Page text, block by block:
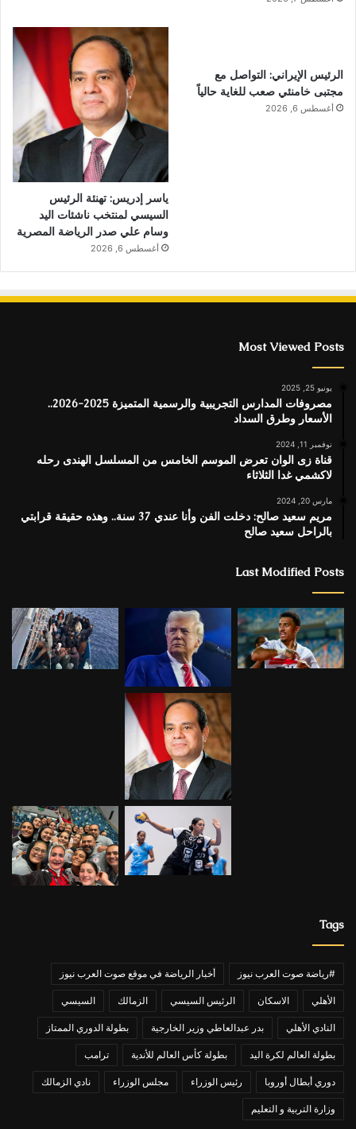
الرئيس الإيراني: التواصل مع
مجتبى خامنئي صعب للغاية حالياً
أغسطس 6, 2026
ياسر إدريس: تهنئة الرئيس
السيسي لمنتخب ناشئات اليد
وسام علي صدر الرياضة المصرية
أغسطس 6, 2026
Most Viewed Posts
يونيو 25, 2025
مصروفات المدارس التجريبية والرسمية المتميزة 2025-2026..
الأسعار وطرق السداد
نوفمبر 11, 2024
قناة زى الوان تعرض الموسم الخامس من المسلسل الهندى رحله
لاكشمي غدا الثلاثاء
مارس 20, 2024
مريم سعيد صالح: دخلت الفن وأنا عندي 37 سنة.. وهذه حقيقة قرابتي
بالراحل سعيد صالح
Last Modified Posts
Tags
#رياضة صوت العرب نيوز أخبار الرياضة في موقع صوت العرب نيوز
الأهلي الاسكان الرئيس السيسي الزمالك السيسي
النادي الأهلي بدر عبدالعاطي وزير الخارجية بطولة الدوري الممتاز
بطولة العالم لكرة اليد بطولة كأس العالم للأندية ترامب
دوري أبطال أوروبا رئيس الوزراء مجلس الوزراء نادي الزمالك
وزارة التربية و التعليم